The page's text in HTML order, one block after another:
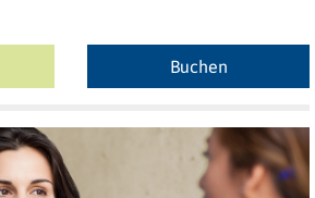
Buchen